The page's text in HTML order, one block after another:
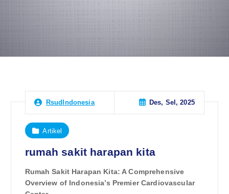
RsudIndonesia Des, Sel, 2025
Artikel
rumah sakit harapan kita
Rumah Sakit Harapan Kita: A Comprehensive
Overview of Indonesia’s Premier Cardiovascular